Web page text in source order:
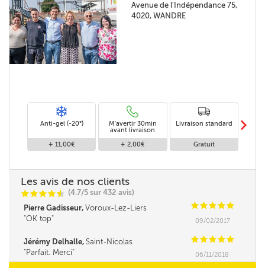
Avenue de l'Indépendance 75,
4020, WANDRE
Anti-gel (-20°)
+ 11,00€
M'avertir 30min
avant livraison
+ 2,00€
Livraison standard
Gratuit
m
Les avis de nos clients
CCCCi
@ (4.7/5 sur 432 avis)
Pierre Gadisseur, Voroux-Lez-Liers CCCCC
OK top
09/02/2017
Jérémy Delhalle, Saint-Nicolas CCCCC
Parfait. Merci
06/11/2018